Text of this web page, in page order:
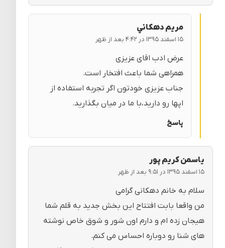
مريم دهكاني
۱۵ اسفند ۱۳۹۵ در ۴:۴۲ بعد از ظهر
عرض ادب اقای عزیزی
همراهی شما باعث افتخار است.
جناب عزیزی خودتون اگر تجربه استفاده از
اپها رو دارید،با ما در میان بگذارید.
پاسخ
یاسمن کریم پور
۱۵ اسفند ۱۳۹۵ در ۹:۵۱ بعد از ظهر
سلام به خانم دهکانی گرامی
من واقعا بابت افتتاح این بخش جدید به قلم شما
هیجان زده ام و دارم اون شور و شوق خاص نوشته
های شنا رو دوباره احساس می کنم.